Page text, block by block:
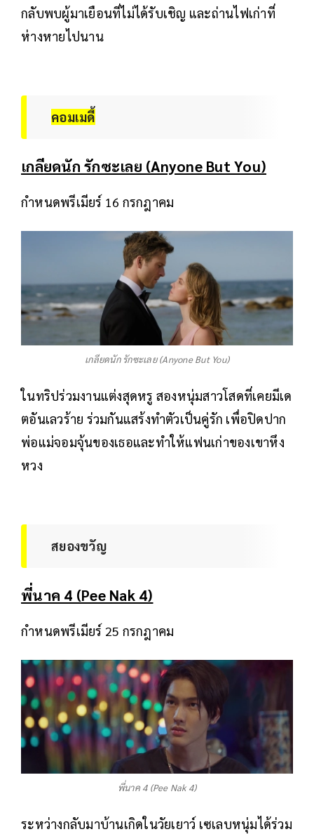
กลับพบผู้มาเยือนที่ไม่ได้รับเชิญ และถ่านไฟเก่าที่
ห่างหายไปนาน
คอมเมดี้
เกลียดนัก รักซะเลย (Anyone But You)
กำหนดพรีเมียร์ 16 กรกฎาคม
เกลียดนัก รักซะเลย (Anyone But You)
ในทริปร่วมงานแต่งสุดหรู สองหนุ่มสาวโสดที่เคยมีเด
ตอันเลวร้าย ร่วมกันแสร้งทำตัวเป็นคู่รัก เพื่อปิดปาก
พ่อแม่จอมจุ้นของเธอและทำให้แฟนเก่าของเขาหึง
หวง
สยองขวัญ
พี่นาค 4 (Pee Nak 4)
กำหนดพรีเมียร์ 25 กรกฎาคม
พี่นาค 4 (Pee Nak 4)
ระหว่างกลับมาบ้านเกิดในวัยเยาว์ เซเลบหนุ่มได้ร่วม